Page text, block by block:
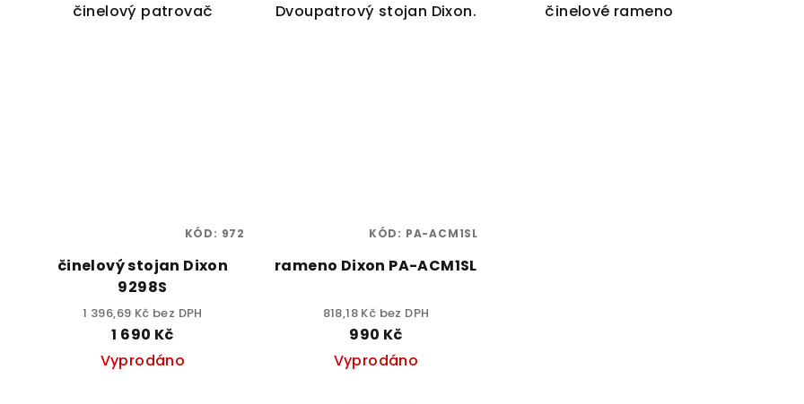
činelový patrovač Dvoupatrový stojan Dixon. činelové rameno
činelový stojan Dixon
9298S
1 396,69 Kč bez DPH
1 690 Kč
Vyprodáno
KÓD: 972
rameno Dixon PA-ACM1SL
818,18 Kč bez DPH
990 Kč
Vyprodáno
KÓD: PA-ACM1SL